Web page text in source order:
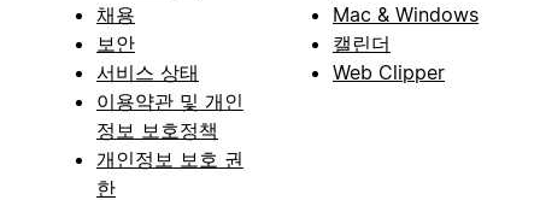
채용
보안
서비스 상태
이용약관 및 개인
정보 보호정책
개인정보 보호 권
한
Mac & Windows
캘린더
Web Clipper